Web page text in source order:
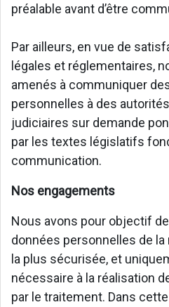
préalable avant d’être
Par ailleurs, en vue de
légales et réglementaires,
amenés à communiquer
personnelles à des
judiciaires sur demande
par les textes législatifs
communication.
Nos engagements
Nous avons pour objectif
données personnelles de
la plus sécurisée, et
nécessaire à la réalisation
par le traitement. Dans